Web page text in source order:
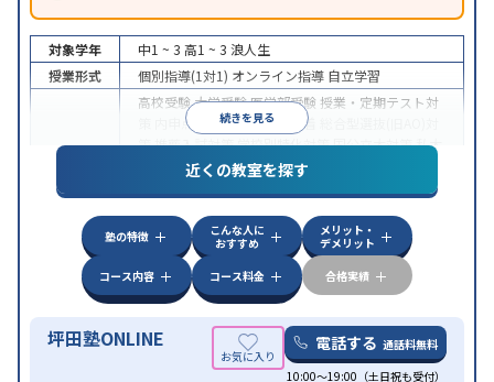
続きを見る
対象学年 中1 ~ 3 高1 ~ 3 浪人生
授業形式
個別指導(1対1) オンライン指導 自立学習
高校受験大学受験医学部受験 授業・定期テスト対
内申点対策学習習慣の定着
策推薦入試対策学校別特化対策国公立大対策私大
共通テスト対策英検(英語検定)対策
その
特徴
中高一貫校生に対応授業の振替可能 不登校生に対
学習にPC・タブレットを利用オンライン対応
科目から受講可能季節講習のみの受講可発達障害
の子どもに対応
近くの教室を探す
塾の特徴
こんな人に
おすすめ
メリット・
デメリット
コース内容
コース料金 合格実績
坪田塾ONLINE 電話する 通話料無料
10:00～19:00（土日祝も受付）